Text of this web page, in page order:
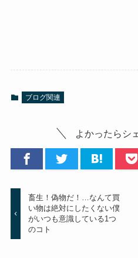
ブログ関連
よかったらシ
畜生！偽物だ！…なんて買
い物は絶対にしたくない僕
がいつも意識している1つ
のコト